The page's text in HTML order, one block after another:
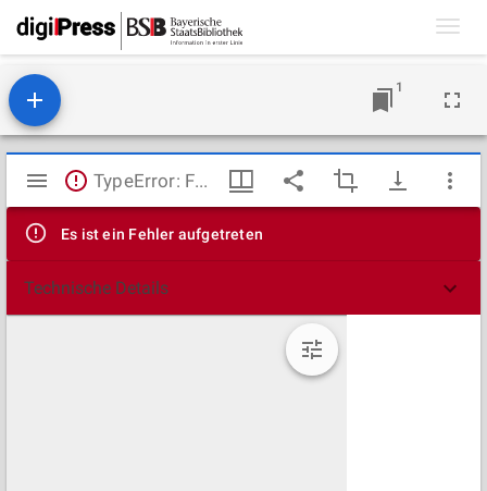
1
Mirador
Viewer
TypeError: Failed to fetch
Es ist ein Fehler aufgetreten
Technische Details